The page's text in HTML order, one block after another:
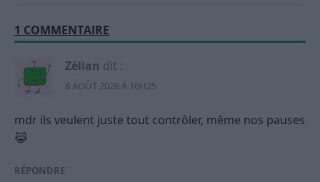
1 COMMENTAIRE
Zélian dit :
8 AOÛT 2026 À 16H25
mdr ils veulent juste tout contrôler, même nos pauses
😹
RÉPONDRE